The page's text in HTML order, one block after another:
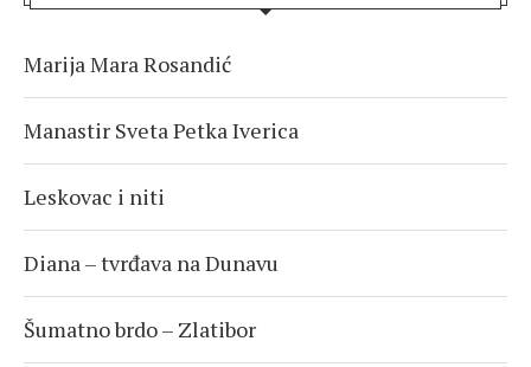
Marija Mara Rosandić
Manastir Sveta Petka Iverica
Leskovac i niti
Diana – tvrđava na Dunavu
Šumatno brdo – Zlatibor